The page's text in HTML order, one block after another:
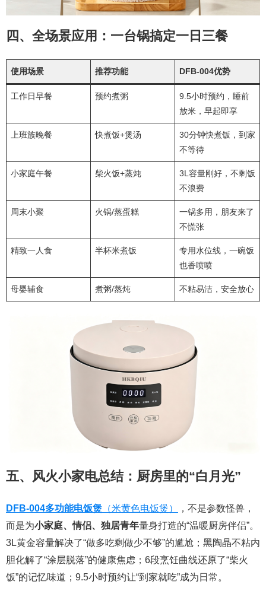
四、全场景应用：一台锅搞定一日三餐
使用场景 推荐功能 DFB-004优势
工作日早餐 预约煮粥
9.5小时预约，睡前
放米，早起即享
上班族晚餐 快煮饭+煲汤
30分钟快煮饭，到家
不等待
小家庭午餐 柴火饭+蒸炖
3L容量刚好，不剩饭
不浪费
周末小聚 火锅/蒸蛋糕
一锅多用，朋友来了
不慌张
精致一人食 半杯米煮饭
专用水位线，一碗饭
也香喷喷
母婴辅食 煮粥/蒸炖 不粘易洁，安全放心
五、风火小家电总结：厨房里的“白月光”
DFB-004多功能电饭煲 （米黄色电饭煲）
，不是参数怪兽，
而是为小家庭、情侣、独居青年量身打造的“温暖厨房伴侣”。
3L黄金容量解决了“做多吃剩做少不够”的尴尬；黑陶晶不粘内
胆化解了“涂层脱落”的健康焦虑；6段烹饪曲线还原了“柴火
饭”的记忆味道；9.5小时预约让“到家就吃”成为日常。